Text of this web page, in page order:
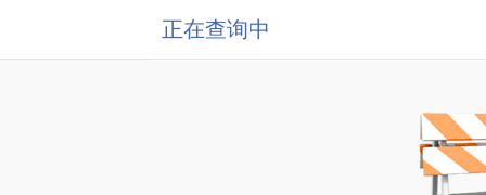
正在查询中